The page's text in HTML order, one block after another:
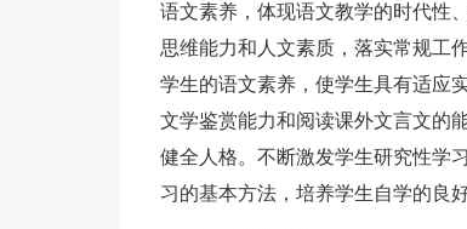
语文素养，体现语文教学的时代性
思维能力和人文素质，落实常规工
学生的语文素养，使学生具有适应
文学鉴赏能力和阅读课外文言文的
健全人格。不断激发学生研究性学
习的基本方法，培养学生自学的良